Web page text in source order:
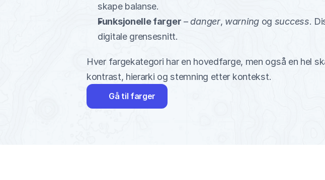
skape balanse.
Funksjonelle farger – danger, warning og success.
digitale grensesnitt.
Hver fargekategori har en hovedfarge, men også en hel
kontrast, hierarki og stemning etter kontekst.
Gå til farger